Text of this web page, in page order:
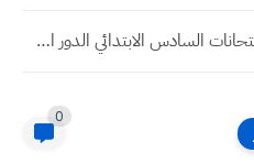
نتائج امتحانات السادس الابتدائي الدور الثاني ٢٠٢٣ البصرة
0